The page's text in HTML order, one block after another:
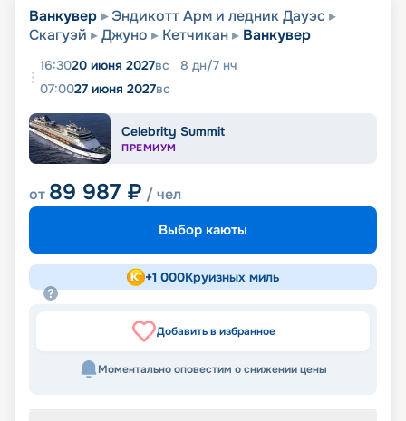
Ванкувер
Эндикотт Арм и ледник Дауэс
Скагуэй
Джуно Кетчикан Ванкувер
16:3020 июня 2027вс 8 дн/7 нч
07:0027 июня 2027вс
Celebrity Summit
ПРЕМИУМ
от 89 987 ₽ / чел
Выбор каюты
+1 000Круизных миль
Добавить в избранное
Моментально оповестим о снижении цены